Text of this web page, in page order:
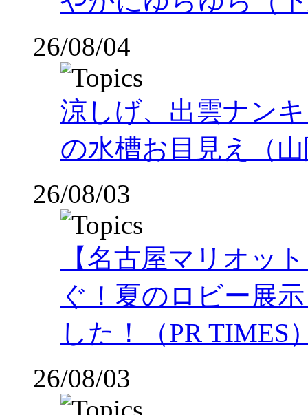
26/08/04
涼しげ、出雲ナン
の水槽お目見え（
26/08/03
【名古屋マリオッ
ぐ！夏のロビー展
した！（PR TIMES
26/08/03